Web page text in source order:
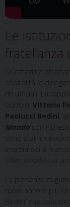
Le
fratellanza
La cittadina
ospitalità la
riti ufficiali. La
Gubbio, Vittorio
Paolucci Bedini ,
Mondo con il
sono stati il
insediatosi a
La presenza
ruolo ancora più
Bedini, che